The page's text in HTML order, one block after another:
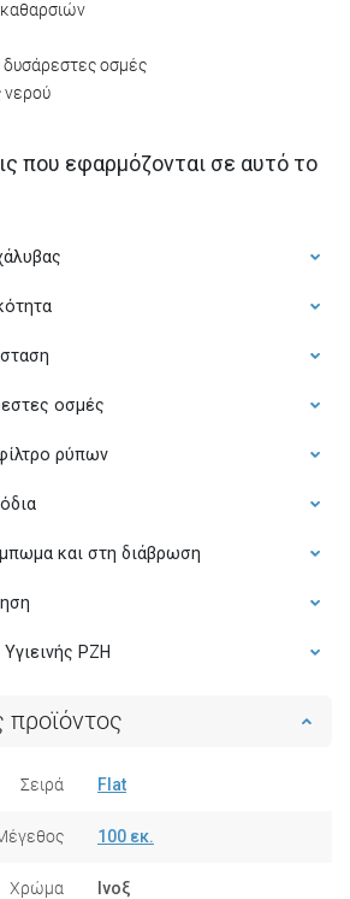
δυσάρεστες οσμές
νερού
που εφαρμόζονται σε αυτό το
οσμές
ρύπων
και στη διάβρωση
PZH
προϊόντος
Σειρά Flat
100 εκ.
Χρώμα Ινοξ